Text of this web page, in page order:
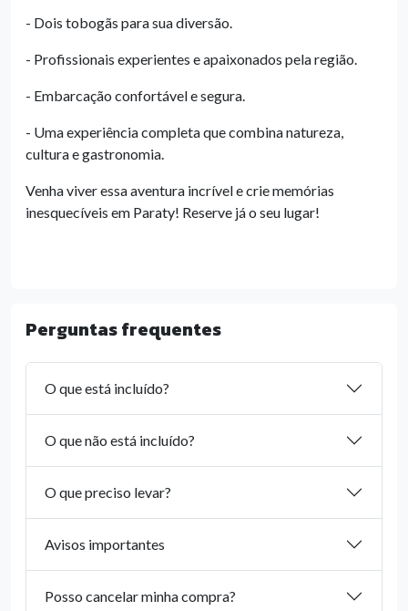
- Dois tobogãs para sua diversão.
- Profissionais experientes e apaixonados pela região.
- Embarcação confortável e segura.
- Uma experiência completa que combina natureza,
cultura e gastronomia.
Venha viver essa aventura incrível e crie memórias
inesquecíveis em Paraty! Reserve já o seu lugar!
Perguntas frequentes
O que está incluído?
O que não está incluído?
O que preciso levar?
Avisos importantes
Posso cancelar minha compra?